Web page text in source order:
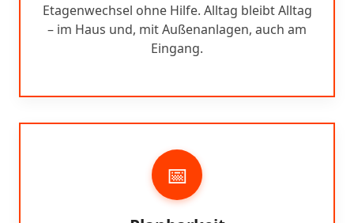
Etagenwechsel ohne Hilfe. Alltag bleibt Alltag
– im Haus und, mit Außenanlagen, auch am
Eingang.
📅